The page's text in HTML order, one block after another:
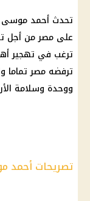
تحدث أحمد موسى
على مصر من أجل
ترغب في تهجير
ترفضه مصر تماما
ووحدة وسلامة
تصريحات أحمد